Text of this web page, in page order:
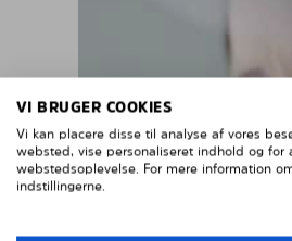
VI BRUGER COOKIES
Vi kan placere disse til analyse af vores
websted, vise personaliseret indhold og for
webstedsoplevelse. For mere information
indstillingerne.